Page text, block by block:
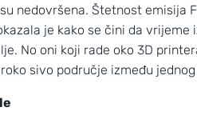
nedovršena. Štetnost emisija
je kako se čini da
No oni koji rade oko 3D
sivo područje između